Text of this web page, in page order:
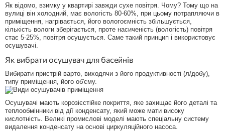
Як відомо, взимку у квартирі завжди сухе повітря. Чому? Тому що на
вулиці він холодний, має вологість 80-60%, при цьому потрапляючи в
приміщення, нагрівається, його вологоємність збільшується,
кількість вологи зберігається, проте насиченість (вологість) повітря
стає 5-25%, повітря осушується. Саме такий принцип і використовує
осушувачі.
Як вибрати осушувач для басейнів
Вибирати пристрій варто, виходячи з його продуктивності (л/добу),
типу приміщення, його об'єму.
Осушувачі мають корозієстійке покриття, яке захищає його деталі та
теплообмінники від дії конденсату, який може мати високу
кислотність. Великі промислові моделі мають спеціальну систему
видалення конденсату на основі циркуляційного насоса.